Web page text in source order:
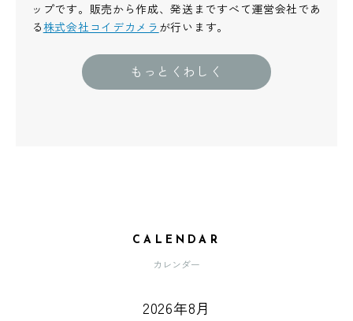
ップです。販売から作成、発送まですべて運営会社であ
る株式会社コイデカメラ が行います。
もっとくわしく
CALENDAR
カレンダー
2026年8月